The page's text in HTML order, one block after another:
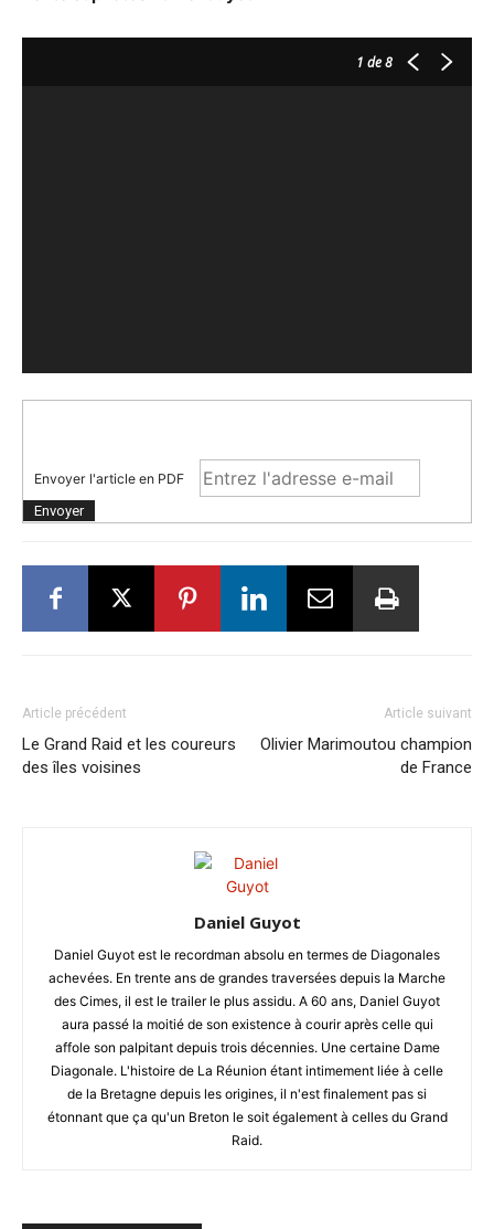
1 de 8
Envoyer l'article en PDF
Article précédent
Le Grand Raid et les coureurs
des îles voisines
Article suivant
Olivier Marimoutou champion
de France
Daniel Guyot
Daniel Guyot est le recordman absolu en termes de Diagonales
achevées. En trente ans de grandes traversées depuis la Marche
des Cimes, il est le trailer le plus assidu. A 60 ans, Daniel Guyot
aura passé la moitié de son existence à courir après celle qui
affole son palpitant depuis trois décennies. Une certaine Dame
Diagonale. L'histoire de La Réunion étant intimement liée à celle
de la Bretagne depuis les origines, il n'est finalement pas si
étonnant que ça qu'un Breton le soit également à celles du Grand
Raid.